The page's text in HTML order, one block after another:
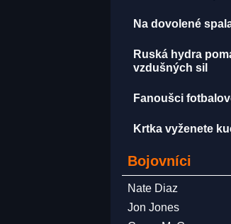
Na dovolené
Ruská hydra
vzdušných sil
Fanoušci
Krtka vyženete
Bojovníci
Nate Diaz
Jon Jones